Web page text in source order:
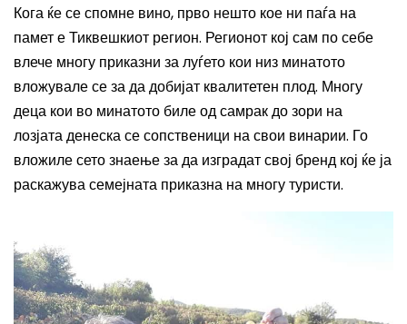
Кога ќе се спомне вино, прво нешто кое ни паѓа на
памет е Тиквешкиот регион. Регионот кој сам по себе
влече многу приказни за луѓето кои низ минатото
вложувале се за да добијат квалитетен плод. Многу
деца кои во минатото биле од самрак до зори на
лозјата денеска се сопственици на свои винарии. Го
вложиле сето знаење за да изградат свој бренд кој ќе ја
раскажува семејната приказна на многу туристи.